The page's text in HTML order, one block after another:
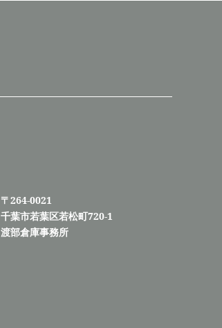
〒264-0021
千葉市若葉区若松町720-1
渡部倉庫事務所